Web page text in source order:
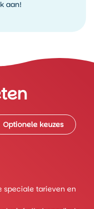
van steden, natuur
voor
aan!
Optionele keuzes
speciale tarieven en